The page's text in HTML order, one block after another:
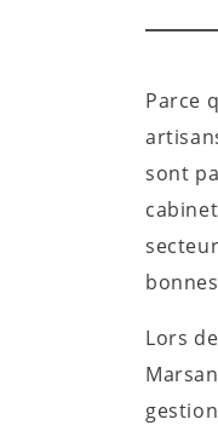
Parce
sont
Lors